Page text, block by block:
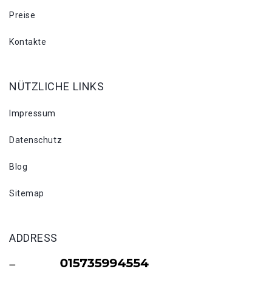
Preise
Kontakte
NÜTZLICHE LINKS
Impressum
Datenschutz
Blog
Sitemap
ADDRESS